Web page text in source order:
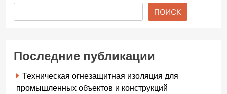
ПОИСК
Последние публикации
Техническая огнезащитная изоляция для
промышленных объектов и конструкций